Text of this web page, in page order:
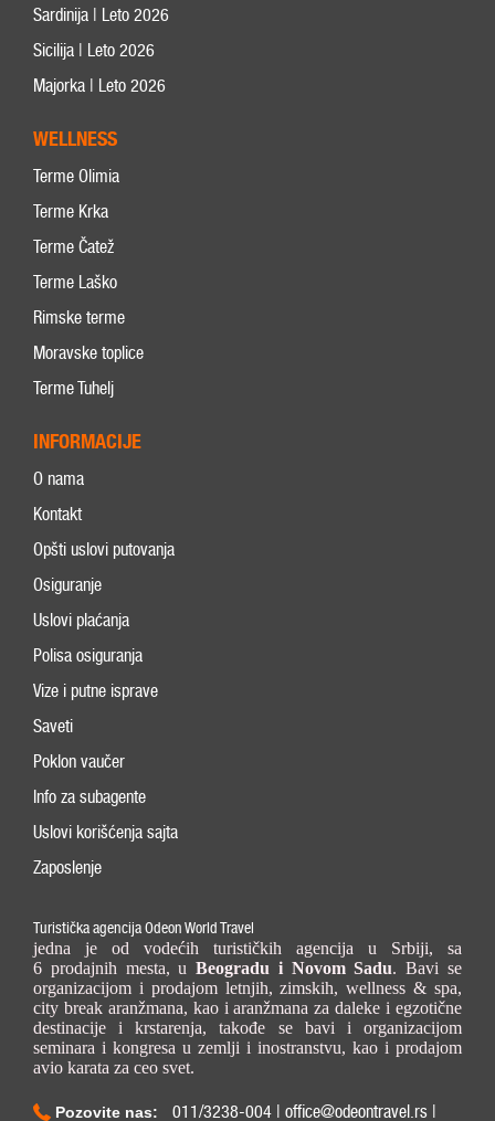
Sardinija | Leto 2026
Sicilija | Leto 2026
Majorka | Leto 2026
WELLNESS
Terme Olimia
Terme Krka
Terme Čatež
Terme Laško
Rimske terme
Moravske toplice
Terme Tuhelj
INFORMACIJE
O nama
Kontakt
Opšti uslovi putovanja
Osiguranje
Uslovi plaćanja
Polisa osiguranja
Vize i putne isprave
Saveti
Poklon vaučer
Info za subagente
Uslovi korišćenja sajta
Zaposlenje
Turistička agencija Odeon World Travel
jedna je od vodećih turističkih agencija u Srbiji, sa
6 prodajnih mesta, uBeogradu i Novom Sadu. Bavi se
organizacijom i prodajom letnjih, zimskih, wellness & spa,
city break aranžmana, kao i aranžmana za daleke i egzotične
destinacije i krstarenja, takođe se bavi i organizacijom
seminara i kongresa u zemlji i inostranstvu, kao i prodajom
avio karata za ceo svet.
Pozovite nas: 011/3238-004 | office@odeontravel.rs |